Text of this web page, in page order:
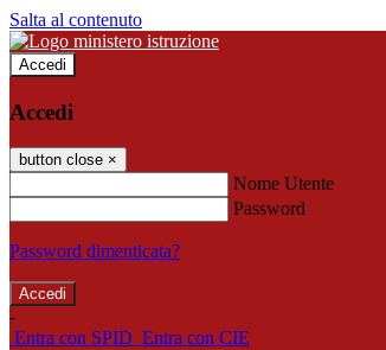
Salta al contenuto
Accedi
Accedi
button close ×
Nome Utente
Password
Password dimenticata?
-
Entra con SPID Entra con CIE